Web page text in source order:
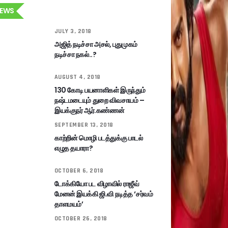
JULY 3, 2018
அஜித் நடிச்சா அசல், புதுமுகம்
நடிச்சா நகல்..?
AUGUST 4, 2018
130 கோடி பயனாளிகள் இருந்தும்
நஷ்டமடையும் துறை விவசாயம் –
இயக்குநர் ஆர்.கண்ணன்
SEPTEMBER 13, 2018
காற்றின் மொழி படத்துக்கு பாடல்
எழுத தயாரா?
OCTOBER 6, 2018
டோக்கியோ பட விழாவில் ராஜீவ்
மேனன் இயக்கி ஜி.வி நடித்த ‘சர்வம்
தாளமயம்’
OCTOBER 26, 2018